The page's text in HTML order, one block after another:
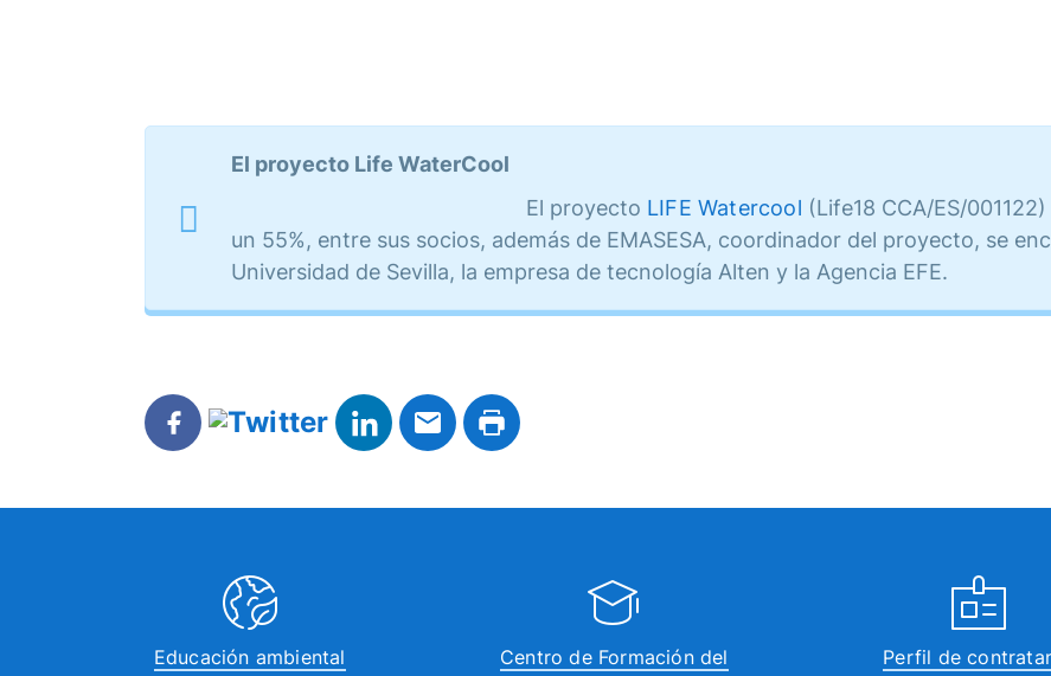
El proyecto Life WaterCool
El proyecto LIFE Watercool (Life18 CCA/ES/
un 55%, entre sus socios, además de EMASESA, coordinador del proyecto, se
Universidad de Sevilla, la empresa de tecnología Alten y la Agencia EFE.
Educación ambiental
Centro de Formación del
Perfil de